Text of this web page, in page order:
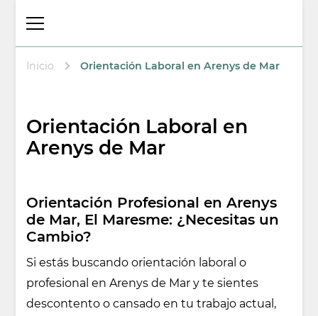
Laboral y
Psicoterapeuta
Inicio Orientación Laboral en Arenys de Mar
Orientación Laboral en
Arenys de Mar
Orientación Profesional en Arenys
de Mar, El Maresme: ¿Necesitas un
Cambio?
Si estás buscando orientación laboral o
profesional en Arenys de Mar y te sientes
descontento o cansado en tu trabajo actual,